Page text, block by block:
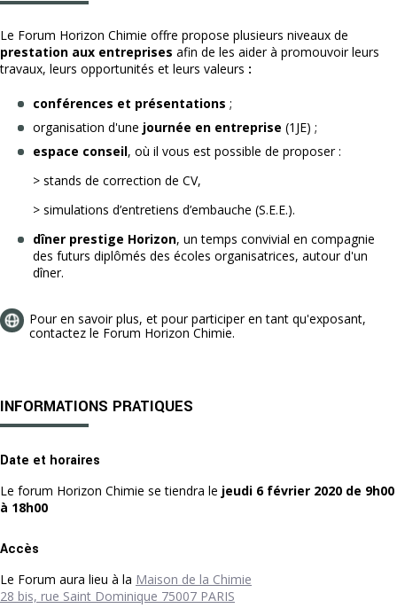
Le Forum Horizon Chimie offre propose plusieurs niveaux de
prestation aux entreprises afin de les aider à promouvoir leurs
travaux, leurs opportunités et leurs valeurs :
conférences et présentations ;
organisation d'une journée en entreprise (1JE) ;
espace conseil, où il vous est possible de proposer :
> stands de correction de CV,
> simulations d’entretiens d’embauche (S.E.E.).
dîner prestige Horizon, un temps convivial en compagnie
des futurs diplômés des écoles organisatrices, autour d'un
dîner.
Pour en savoir plus, et pour participer en tant qu'exposant,
contactez le Forum Horizon Chimie.
INFORMATIONS PRATIQUES
Date et horaires
Le forum Horizon Chimie se tiendra le jeudi 6 février 2020 de 9h00
à 18h00
Accès
Le Forum aura lieu à la Maison de la Chimie
28 bis, rue Saint Dominique 75007 PARIS